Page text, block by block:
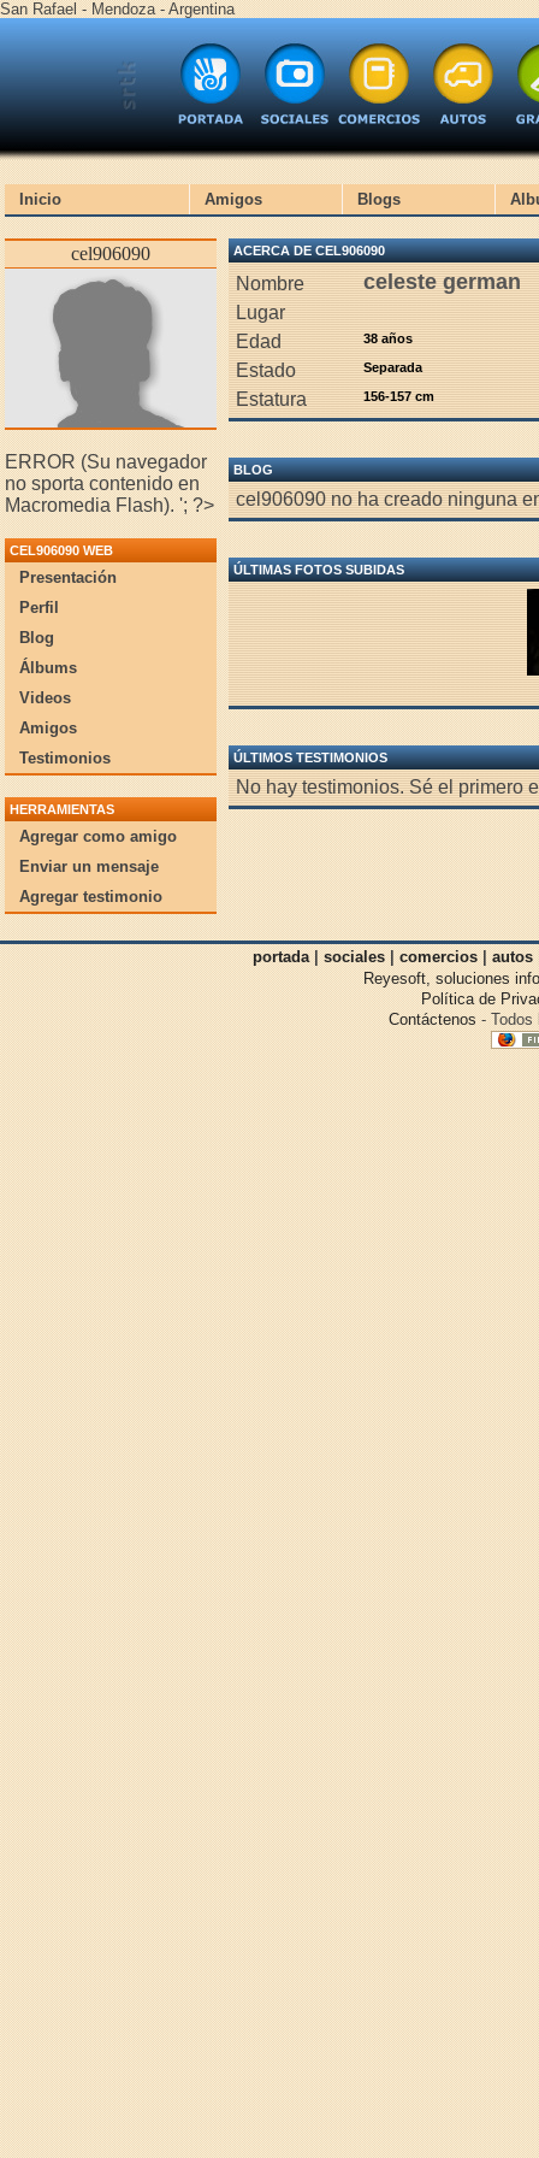
San Rafael - Mendoza - Argentina
Inicio Amigos Blogs
cel906090
ERROR (Su navegador
no sporta contenido en
Macromedia Flash). '; ?>
CEL906090 WEB
Presentación
Perfil
Blog
Álbums
Videos
Amigos
Testimonios
HERRAMIENTAS
Agregar como amigo
Enviar un mensaje
Agregar testimonio
ACERCA DE CEL906090
Nombre celeste german
Lugar
Edad
38 años
Estado Separada
Estatura 156-157 cm
BLOG
cel906090 no ha creado ninguna
ÚLTIMAS FOTOS SUBIDAS
ÚLTIMOS TESTIMONIOS
No hay testimonios. Sé el primero
portada | sociales | comercios | autos
Reyesoft, soluciones
Política de
Contáctenos - Todos